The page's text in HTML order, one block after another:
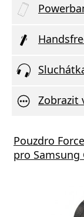
Zobrazit
Pouzdro
pro Samsung